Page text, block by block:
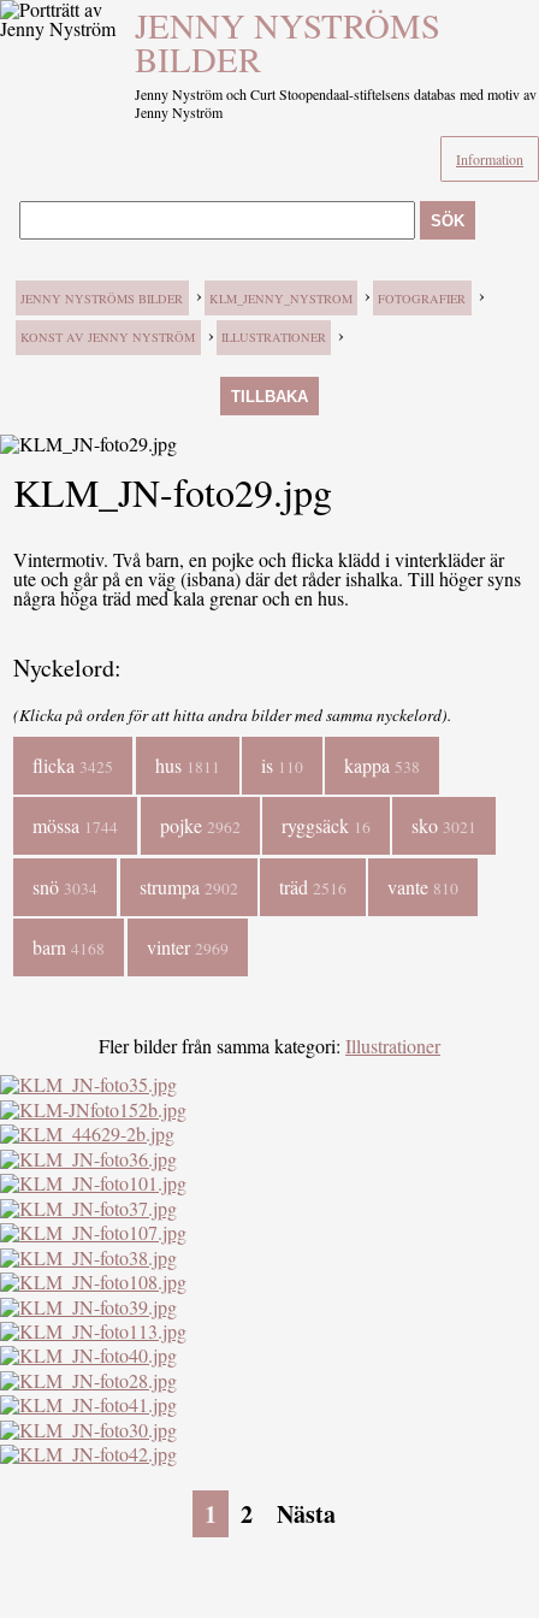
JENNY NYSTRÖMS
BILDER
Jenny Nyström och Curt Stoopendaal-stiftelsens databas med motiv av
Jenny Nyström
Information
SÖK
JENNY NYSTRÖMS BILDER › KLM_JENNY_NYSTROM › FOTOGRAFIER ›
KONST AV JENNY NYSTRÖM › ILLUSTRATIONER ›
TILLBAKA
KLM_JN-foto29.jpg
Vintermotiv. Två barn, en pojke och flicka klädd i vinterkläder är
ute och går på en väg (isbana) där det råder ishalka. Till höger syns
några höga träd med kala grenar och en hus.
Nyckelord:
(Klicka på orden för att hitta andra bilder med samma nyckelord).
flicka 3425 hus 1811 is 110 kappa 538
mössa 1744 pojke 2962 ryggsäck 16 sko 3021
snö 3034 strumpa 2902 träd 2516 vante 810
barn4168 vinter 2969
Fler bilder från samma kategori: Illustrationer
1 2 Nästa